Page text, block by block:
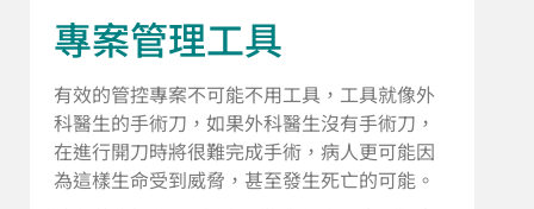
專案管理工具
有效的管控專案不可能不用工具，工具就像外
科醫生的手術刀，如果外科醫生沒有手術刀，
在進行開刀時將很難完成手術，病人更可能因
為這樣生命受到威脅，甚至發生死亡的可能。